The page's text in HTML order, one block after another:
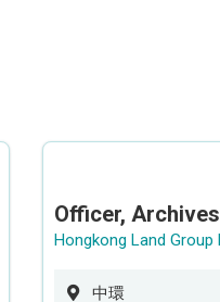
Officer, Archives
Hongkong Land Group
中環